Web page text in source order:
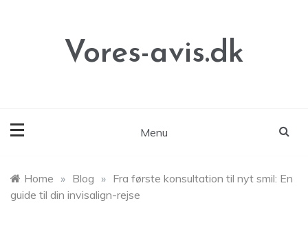
Vores-avis.dk
Menu
Home » Blog » Fra første konsultation til nyt smil: En
guide til din invisalign-rejse